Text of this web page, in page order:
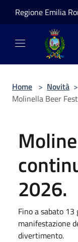
Regione Emilia
Home > Novità >
Molinella Beer
2026.
Fino a sabato
manifestazione
divertimento.